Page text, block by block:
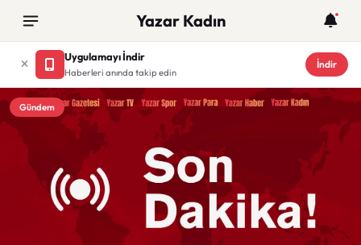
Yazar Kadın
Uygulamayı İndir
Haberleri anında takip edin
İndir
Gündem